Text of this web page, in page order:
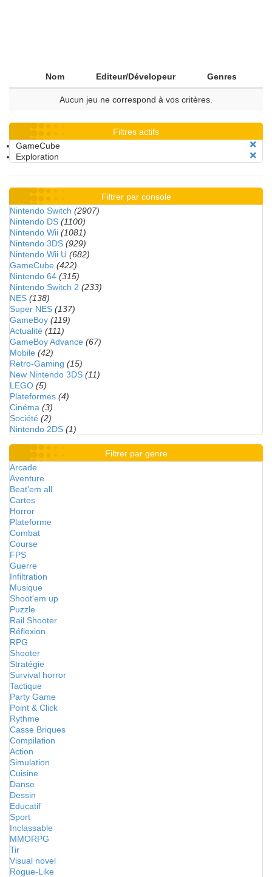
Nom Editeur/Dévelopeur Genres
Aucun jeu ne correspond à vos critères.
Filtres actifs
GameCube
Exploration
Filtrer par console
Nintendo Switch (2907)
Nintendo DS (1100)
Nintendo Wii (1081)
Nintendo 3DS (929)
Nintendo Wii U (682)
GameCube (422)
Nintendo 64 (315)
Nintendo Switch 2 (233)
NES (138)
Super NES (137)
GameBoy (119)
Actualité (111)
GameBoy Advance (67)
Mobile (42)
Retro-Gaming (15)
New Nintendo 3DS (11)
LEGO (5)
Plateformes (4)
Cinéma (3)
Société (2)
Nintendo 2DS (1)
Filtrer par genre
Arcade
Aventure
Beat'em all
Cartes
Horror
Plateforme
Combat
Course
FPS
Guerre
Infiltration
Musique
Shoot'em up
Puzzle
Rail Shooter
Réflexion
RPG
Shooter
Stratégie
Survival horror
Tactique
Party Game
Point & Click
Rythme
Casse Briques
Compilation
Action
Simulation
Cuisine
Danse
Dessin
Educatif
Sport
Inclassable
MMORPG
Tir
Visual novel
Rogue-Like